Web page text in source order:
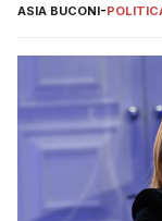
ASIA BUCONI-